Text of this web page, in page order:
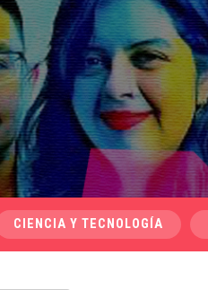
CIENCIA Y TECNOLOGÍA